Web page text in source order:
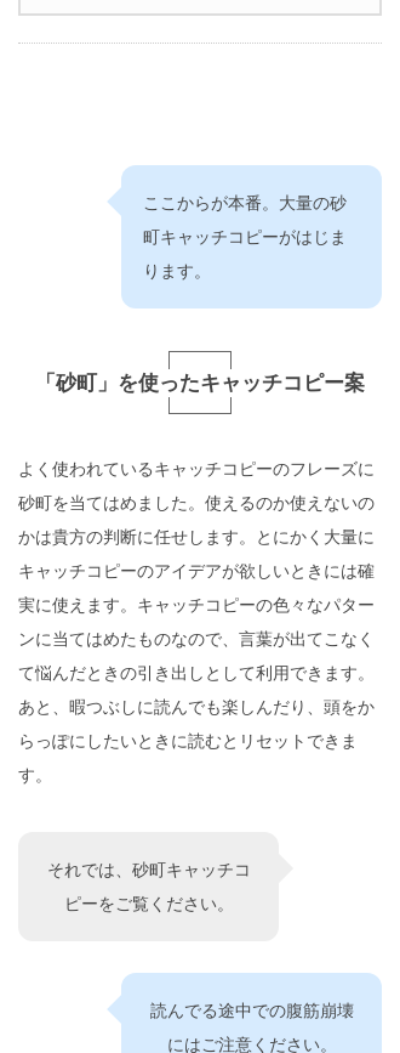
ここからが本番。大量の砂
町キャッチコピーがはじま
ります。
「砂町」を使ったキャッチコピー案
よく使われているキャッチコピーのフレーズに
砂町を当てはめました。使えるのか使えないの
かは貴方の判断に任せします。とにかく大量に
キャッチコピーのアイデアが欲しいときには確
実に使えます。キャッチコピーの色々なパター
ンに当てはめたものなので、言葉が出てこなく
て悩んだときの引き出しとして利用できます。
あと、暇つぶしに読んでも楽しんだり、頭をか
らっぽにしたいときに読むとリセットできま
す。
それでは、砂町キャッチコ
ピーをご覧ください。
読んでる途中での腹筋崩壊
にはご注意ください。